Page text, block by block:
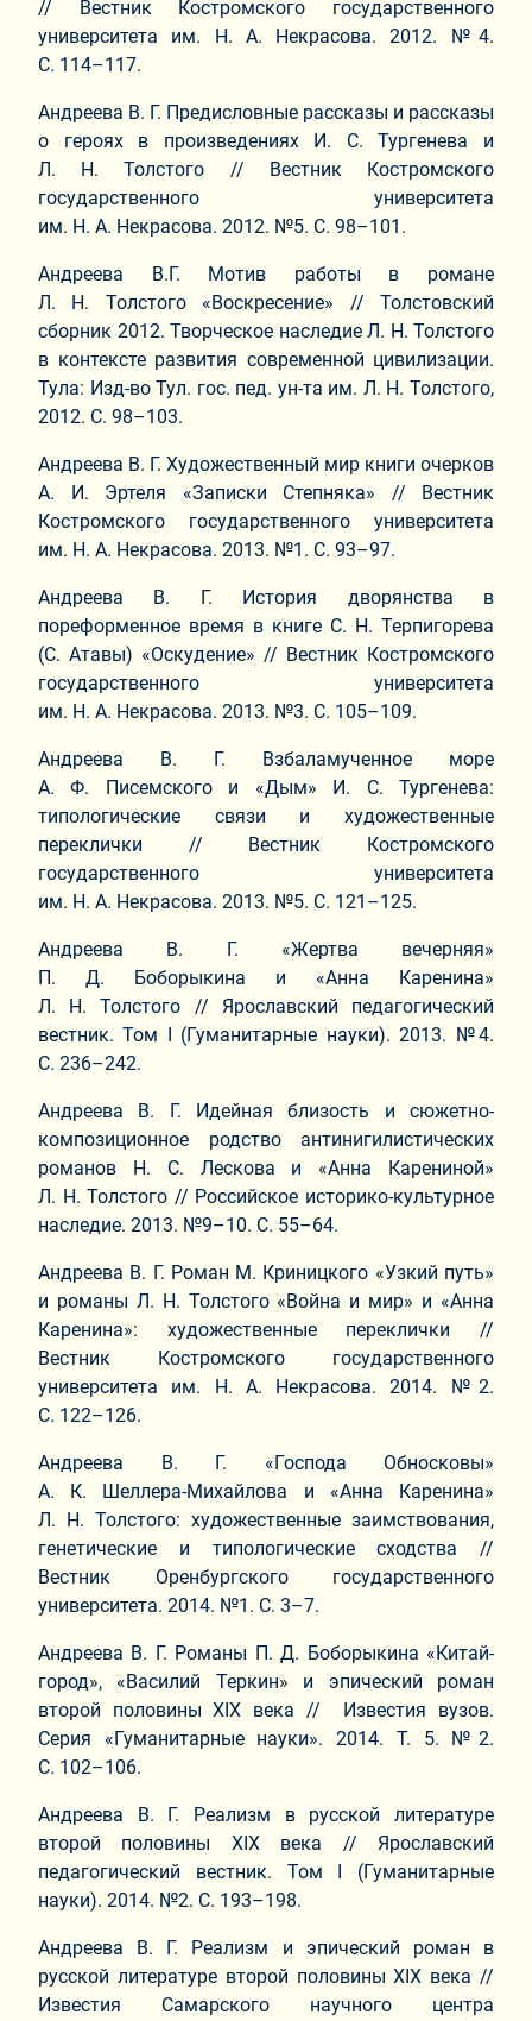
// Вестник Костромского государственного
университета им. Н. А. Некрасова. 2012. №4.
С. 114–117.
Андреева В. Г. Предисловные рассказы и рассказы
о героях в произведениях И. С. Тургенева и
Л. Н. Толстого // Вестник Костромского
государственного университета
им. Н. А. Некрасова. 2012. №5. С. 98–101.
Андреева В.Г. Мотив работы в романе
Л. Н. Толстого «Воскресение» // Толстовский
сборник 2012. Творческое наследие Л. Н. Толстого
в контексте развития современной цивилизации.
Тула: Изд-во Тул. гос. пед. ун-та им. Л. Н. Толстого,
2012. С. 98–103.
Андреева В. Г. Художественный мир книги очерков
А. И. Эртеля «Записки Степняка» // Вестник
Костромского государственного университета
им. Н. А. Некрасова. 2013. №1. С. 93–97.
Андреева В. Г. История дворянства в
пореформенное время в книге С. Н. Терпигорева
(С. Атавы) «Оскудение» // Вестник Костромского
государственного университета
им. Н. А. Некрасова. 2013. №3. С. 105–109.
Андреева В. Г. Взбаламученное море
А. Ф. Писемского и «Дым» И. С. Тургенева:
типологические связи и художественные
переклички // Вестник Костромского
государственного университета
им. Н. А. Некрасова. 2013. №5. С. 121–125.
Андреева В. Г. «Жертва вечерняя»
П. Д. Боборыкина и «Анна Каренина»
Л. Н. Толстого // Ярославский педагогический
вестник. Том I (Гуманитарные науки). 2013. №4.
С. 236–242.
Андреева В. Г. Идейная близость и сюжетно-
композиционное родство антинигилистических
романов Н. С. Лескова и «Анна Карениной»
Л. Н. Толстого // Российское историко-культурное
наследие. 2013. №9–10. С. 55–64.
Андреева В. Г. Роман М. Криницкого «Узкий путь»
и романы Л. Н. Толстого «Война и мир» и «Анна
Каренина»: художественные переклички //
Вестник Костромского государственного
университета им. Н. А. Некрасова. 2014. №2.
С. 122–126.
Андреева В. Г. «Господа Обносковы»
А. К. Шеллера-Михайлова и «Анна Каренина»
Л. Н. Толстого: художественные заимствования,
генетические и типологические сходства //
Вестник Оренбургского государственного
университета. 2014. №1. С. 3–7.
Андреева В. Г. Романы П. Д. Боборыкина «Китай-
город», «Василий Теркин» и эпический роман
второй половины XIX века // Известия вузов.
Серия «Гуманитарные науки». 2014. Т. 5. №2.
С. 102–106.
Андреева В. Г. Реализм в русской литературе
второй половины XIX века // Ярославский
педагогический вестник. Том I (Гуманитарные
науки). 2014. №2. С. 193–198.
Андреева В. Г. Реализм и эпический роман в
русской литературе второй половины XIX века //
Известия Самарского научного центра